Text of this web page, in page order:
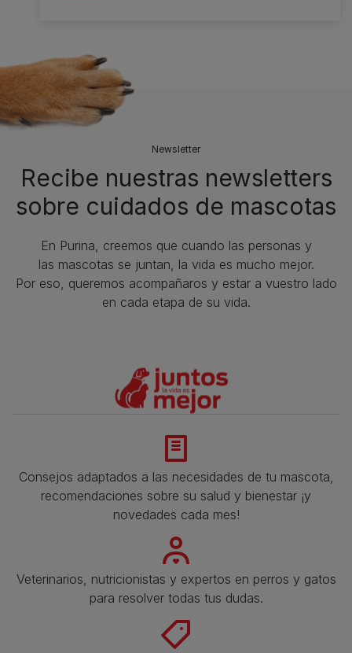
Newsletter
Recibe nuestras newsletters
sobre cuidados de mascotas​
En Purina, creemos que cuando las personas y
las mascotas se juntan, la vida es mucho mejor.
Por eso, queremos acompañaros y estar a vuestro lado
en cada etapa de su vida.​
Consejos adaptados a las necesidades de tu mascota,
recomendaciones sobre su salud y bienestar ¡y
novedades cada mes!
Veterinarios, nutricionistas y expertos en perros y gatos
para resolver todas tus dudas.​